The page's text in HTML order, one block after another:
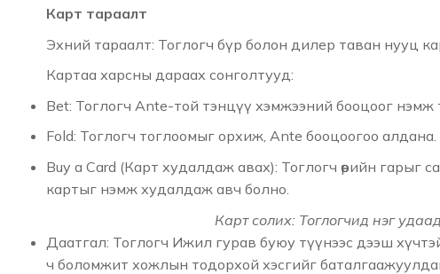
Карт тараалт
Эхний тараалт: Тоглогч бүр болон дилер таван нууц
Картаа харсны дараах сонголтууд:
Bet: Тоглогч Ante-той тэнцүү хэмжээний бооцоог
Fold: Тоглогч тоглоомыг орхиж, Ante бооцоогоо алдана.
Buy a Card (Карт худалдаж авах): Тоглогч өөрийн гарыг
картыг нэмж худалдаж авч болно.
Карт солих: Тоглогчид нэг удаад
Даатгал: Тоглогч Ижил гурав буюу түүнээс дээш
ч боломжит хожлын тодорхой хэсгийг